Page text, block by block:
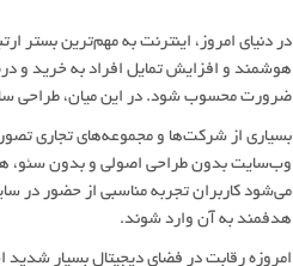
در دنیای امروز، اینترنت به مهم‌ترین بستر
هوشمند و افزایش تمایل افراد به خرید و
ضرورت محسوب شود. در این میان، طراحی
بسیاری از شرکت‌ها و مجموعه‌های تجاری
وب‌سایت بدون طراحی اصولی و بدون سئو،
می‌شود کاربران تجربه مناسبی از حضور در
هدفمند به آن وارد شوند.
امروزه رقابت در فضای دیجیتال بسیار